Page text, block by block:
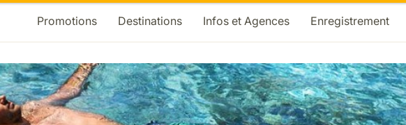
Promotions Destinations Infos et Agences Enregistrement